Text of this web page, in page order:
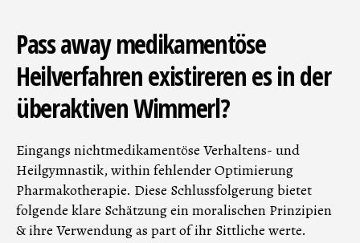
Pass away medikamentöse
Heilverfahren existireren es in der
überaktiven Wimmerl?
Eingangs nichtmedikamentöse Verhaltens- und
Heilgymnastik, within fehlender Optimierung
Pharmakotherapie. Diese Schlussfolgerung bietet
folgende klare Schätzung ein moralischen Prinzipien
& ihre Verwendung as part of ihr Sittliche werte.